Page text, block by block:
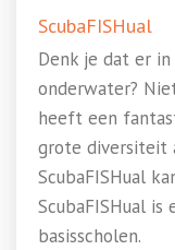
ScubaFISHual
Denk je dat er
onderwater?
heeft een
grote diversiteit
ScubaFISHual
ScubaFISHual
basisscholen.